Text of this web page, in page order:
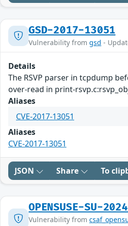
GSD-2017-13051
Vulnerability from gsd -
Details
The RSVP parser in tcpdump
over-read in print-
Aliases
CVE-2017-13051
Aliases
CVE-2017-13051
JSON Share To
OPENSUSE-SU-
Vulnerability from